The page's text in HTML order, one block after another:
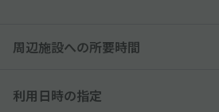
周辺施設への所要時間
利用日時の指定